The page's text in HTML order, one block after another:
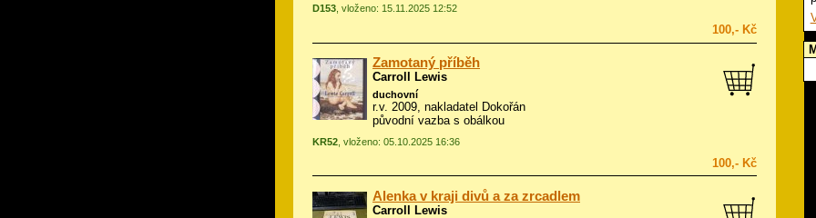
D153 , vloženo: 15.11.2025 12:52
100,- Kč
Zamotaný příběh
Carroll Lewis
duchovní
r.v. 2009, nakladatel Dokořán
původní vazba s obálkou
KR52 , vloženo: 05.10.2025 16:36
100,- Kč
Alenka v kraji divů a za zrcadlem
Carroll Lewis